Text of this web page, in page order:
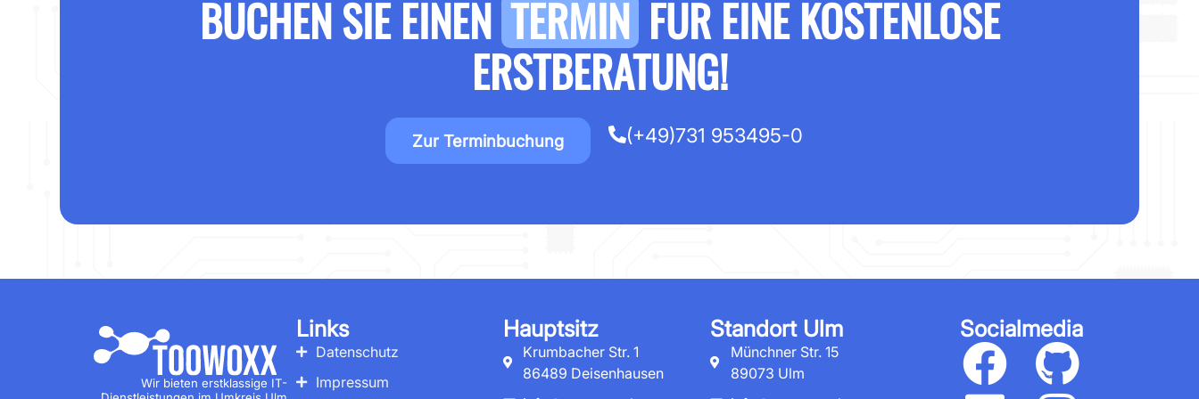
BUCHEN SIE EINEN TERMINFÜR EINE KOSTENLOSE
ERSTBERATUNG!
Zur Terminbuchung (+49)731 953495-0
Wir bieten erstklassige IT-
Links
Datenschutz
Impressum
Hauptsitz
Krumbacher Str. 1
86489 Deisenhausen
Standort Ulm
Münchner Str. 15
89073 Ulm
Socialmedia